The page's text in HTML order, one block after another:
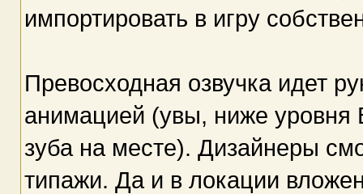
импортировать в игру
Превосходная озвучка идет
анимацией (увы, ниже уровня
зуба на месте). Дизайнеры
типажи. Да и в локации